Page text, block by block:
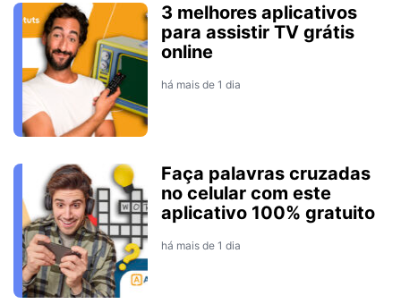
3 melhores aplicativos
para assistir TV grátis
online
há mais de 1 dia
Faça palavras cruzadas
no celular com este
aplicativo 100% gratuito
há mais de 1 dia